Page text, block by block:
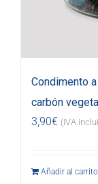
Condimento
carbón
3,90€ (IVA
Añadir al carrito